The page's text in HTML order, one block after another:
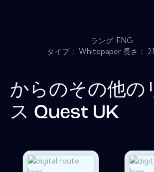
ラング: ENG
タイプ： Whitepaper 長さ：
からのその他の
ス Quest UK